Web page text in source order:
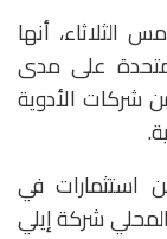
الثلاثاء، أنها
المتحدة على مدى
الأدوية
استثمارات في
شركة إيلي